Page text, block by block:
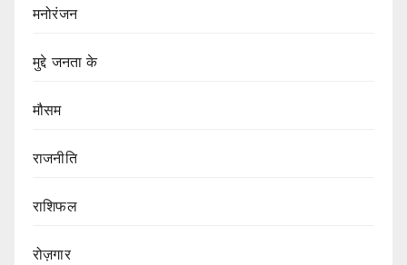
मनोरंजन
मुद्दे जनता के
मौसम
राजनीति
राशिफल
रोज़गार